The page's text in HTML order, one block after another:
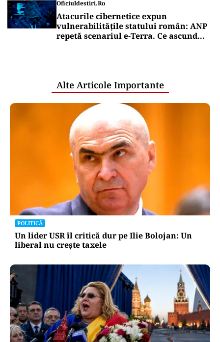
Oficiuldestiri.ro
Atacurile cibernetice expun
vulnerabilitățile statului român: ANP
repetă scenariul e‑Terra. Ce ascund
Alte Articole Importante
POLITICĂ
Un lider USR îl critică dur pe Ilie Bolojan: Un
liberal nu crește taxele